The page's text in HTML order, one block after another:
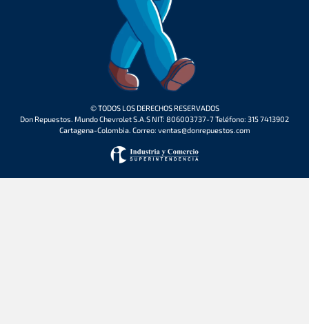
© TODOS LOS DERECHOS RESERVADOS
Don Repuestos. Mundo Chevrolet S.A.S NIT: 806003737-7 Teléfono: 315 7413902
Cartagena-Colombia. Correo: ventas@donrepuestos.com